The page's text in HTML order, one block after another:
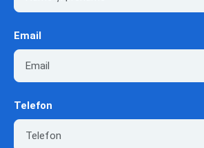
Email
Telefon